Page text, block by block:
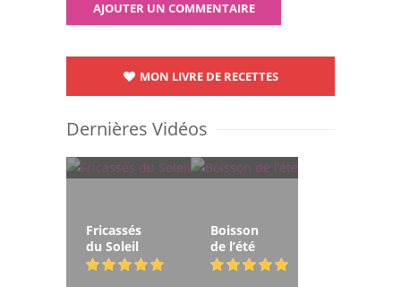
MON LIVRE DE RECETTES
Dernières Vidéos
Fricassés
du Soleil
Boisson
de l’été